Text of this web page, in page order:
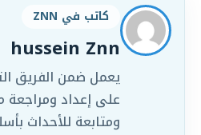
كاتب في ZNN
hussein Znn
على إعداد ومراجعة
ومتابعة للأحداث